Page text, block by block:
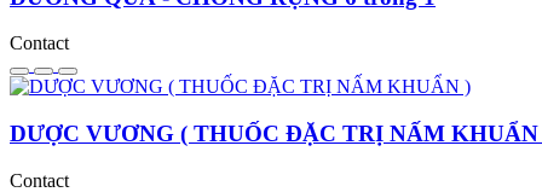
Contact
DƯỢC VƯƠNG ( THUỐC ĐẶC TRỊ NẤM KHUẨN
Contact